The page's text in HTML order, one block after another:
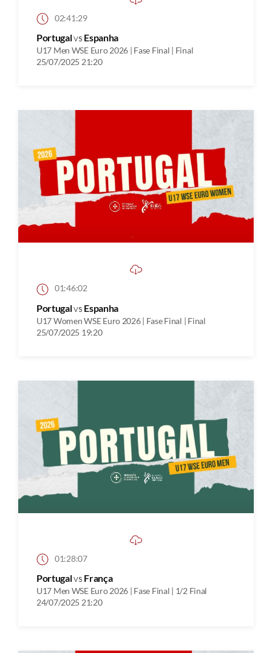
02:41:29
Portugalvs Espanha
U17 Men WSE Euro 2026 | Fase Final | Final
25/07/2025 21:20
01:46:02
Portugalvs Espanha
U17 Women WSE Euro 2026 | Fase Final | Final
25/07/2025 19:20
01:28:07
Portugalvs França
U17 Men WSE Euro 2026 | Fase Final | 1/2 Final
24/07/2025 21:20